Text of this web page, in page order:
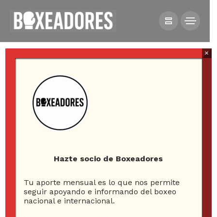
VIDEOS
CONFERENCIA DE PRENSA
[Video] Haye y Bellew
Hazte socio de Boxeadores
Tu aporte mensual es lo que nos permite
seguir apoyando e informando del boxeo
nacional e internacional.
×